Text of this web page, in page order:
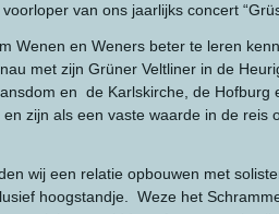
van ons jaarlijks concert
Wenen en Weners beter te leren
met zijn Grüner Veltliner in de
en de Karlskirche, de
zijn als een vaste waarde in de
wij een relatie opbouwen met
hoogstandje. Weze het